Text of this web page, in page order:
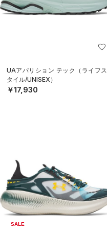
UAアパリション テック（ライフス
タイル/UNISEX）
￥17,930
SALE